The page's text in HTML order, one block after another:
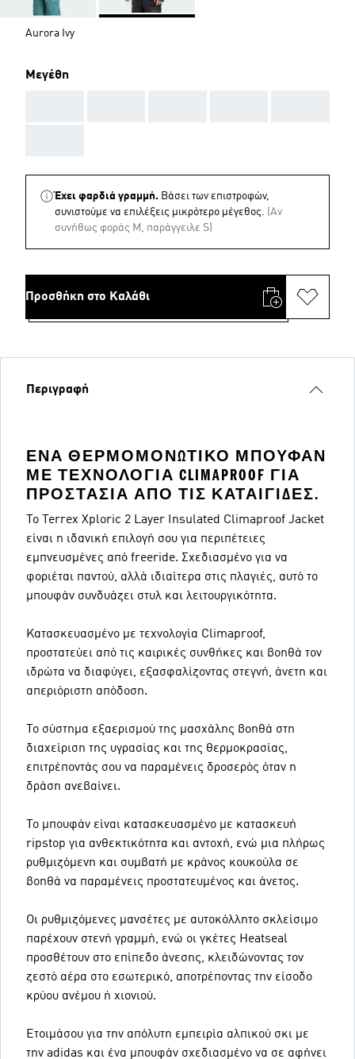
Aurora Ivy
Μεγέθη
Έχει φαρδιά γραμμή. Βάσει των επιστροφών,
συνιστούμε να επιλέξεις μικρότερο μέγεθος. (Aν
συνήθως φοράς M, παράγγειλε S)
Προσθήκη στο Καλάθι
Περιγραφή
ΈΝΑ ΘΕΡΜΟΜΟΝΩΤΙΚΌ ΜΠΟΥΦΆΝ
ΜΕ ΤΕΧΝΟΛΟΓΊΑ CLIMAPROOF ΓΙΑ
ΠΡΟΣΤΑΣΊΑ ΑΠΌ ΤΙΣ ΚΑΤΑΙΓΊΔΕΣ.
Το Terrex Xploric 2 Layer Insulated Climaproof Jacket
είναι η ιδανική επιλογή σου για περιπέτειες
εμπνευσμένες από freeride. Σχεδιασμένο για να
φοριέται παντού, αλλά ιδιαίτερα στις πλαγιές, αυτό το
μπουφάν συνδυάζει στυλ και λειτουργικότητα.
Κατασκευασμένο με τεχνολογία Climaproof,
προστατεύει από τις καιρικές συνθήκες και βοηθά τον
ιδρώτα να διαφύγει, εξασφαλίζοντας στεγνή, άνετη και
απεριόριστη απόδοση.
Το σύστημα εξαερισμού της μασχάλης βοηθά στη
διαχείριση της υγρασίας και της θερμοκρασίας,
επιτρέποντάς σου να παραμένεις δροσερός όταν η
δράση ανεβαίνει.
Το μπουφάν είναι κατασκευασμένο με κατασκευή
ripstop για ανθεκτικότητα και αντοχή, ενώ μια πλήρως
ρυθμιζόμενη και συμβατή με κράνος κουκούλα σε
βοηθά να παραμένεις προστατευμένος και άνετος.
Οι ρυθμιζόμενες μανσέτες με αυτοκόλλητο σκλείσιμο
παρέχουν στενή γραμμή, ενώ οι γκέτες Heatseal
προσθέτουν στο επίπεδο άνεσης, κλειδώνοντας τον
ζεστό αέρα στο εσωτερικό, αποτρέποντας την είσοδο
κρύου ανέμου ή χιονιού.
Ετοιμάσου για την απόλυτη εμπειρία αλπικού σκι με
την adidas και ένα μπουφάν σχεδιασμένο να σε αφήνει